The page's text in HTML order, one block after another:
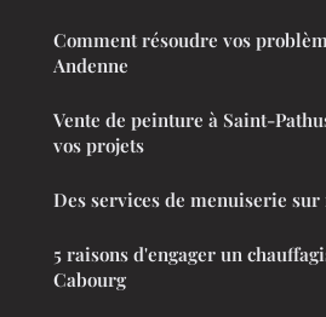
Comment résoudre vos
Andenne
Vente de peinture à Saint-
vos projets
Des services de menuiserie
5 raisons d'engager un
Cabourg